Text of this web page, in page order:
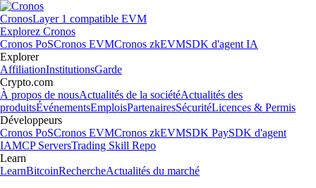
CronosLayer 1 compatible EVM
Explorez Cronos
Cronos PoSCronos EVMCronos zkEVMSDK d'agent IA
Explorer
AffiliationInstitutionsGarde
Crypto.com
À propos de nousActualités de la sociétéActualités des
produitsÉvénementsEmploisPartenairesSécuritéLicences & Permis
Développeurs
Cronos PoSCronos EVMCronos zkEVMSDK PaySDK d'agent
IAMCP ServersTrading Skill Repo
Learn
LearnBitcoinRechercheActualités du marché